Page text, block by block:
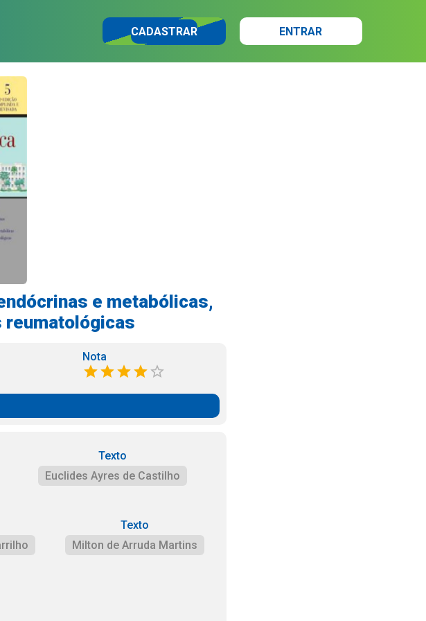
CADASTRAR ENTRAR
e metabólicas,
reumatológicas
Nota
Texto
Euclides Ayres de Castilho
Texto
Milton de Arruda Martins